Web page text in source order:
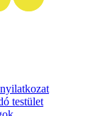
testület